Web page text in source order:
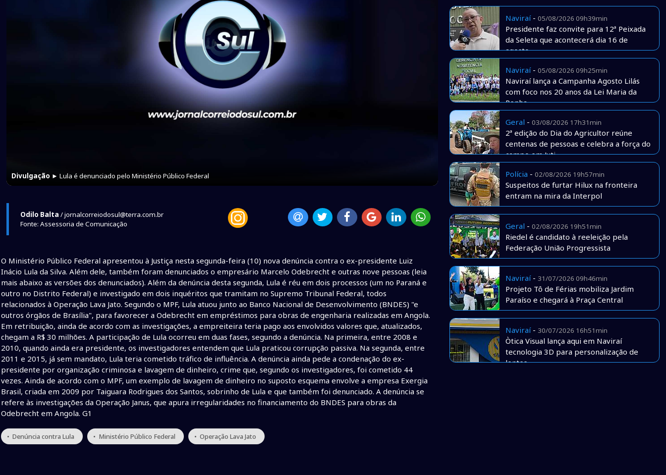
Divulgação ► Lula é denunciado pelo Ministério Público Federal
Odilo Balta / jornalcorreiodosul@terra.com.br
Fonte: Assessoria de Comunicação
O Ministério Público Federal apresentou à Justiça nesta segunda-feira (10) nova denúncia contra o ex-presidente Luiz
Inácio Lula da Silva. Além dele, também foram denunciados o empresário Marcelo Odebrecht e outras nove pessoas (leia
mais abaixo as versões dos denunciados). Além da denúncia desta segunda, Lula é réu em dois processos (um no Paraná e
outro no Distrito Federal) e investigado em dois inquéritos que tramitam no Supremo Tribunal Federal, todos
relacionados à Operação Lava Jato. Segundo o MPF, Lula atuou junto ao Banco Nacional de Desenvolvimento (BNDES) "e
outros órgãos de Brasília", para favorecer a Odebrecht em empréstimos para obras de engenharia realizadas em Angola.
Em retribuição, ainda de acordo com as investigações, a empreiteira teria pago aos envolvidos valores que, atualizados,
chegam a R$ 30 milhões. A participação de Lula ocorreu em duas fases, segundo a denúncia. Na primeira, entre 2008 e
2010, quando ainda era presidente, os investigadores entendem que Lula praticou corrupção passiva. Na segunda, entre
2011 e 2015, já sem mandato, Lula teria cometido tráfico de influência. A denúncia ainda pede a condenação do ex-
presidente por organização criminosa e lavagem de dinheiro, crime que, segundo os investigadores, foi cometido 44
vezes. Ainda de acordo com o MPF, um exemplo de lavagem de dinheiro no suposto esquema envolve a empresa Exergia
Brasil, criada em 2009 por Taiguara Rodrigues dos Santos, sobrinho de Lula e que também foi denunciado. A denúncia se
refere às investigações da Operação Janus, que apura irregularidades no financiamento do BNDES para obras da
Odebrecht em Angola. G1
• Denúncia contra Lula • Ministério Público Federal • Operação Lava Jato
Naviraí- 05/08/2026 09h39min
Presidente faz convite para 12ª Peixada
da Seleta que acontecerá dia 16 de
agosto
Naviraí- 05/08/2026 09h25min
Naviraí lança a Campanha Agosto Lilás
com foco nos 20 anos da Lei Maria da
Penha
Geral - 03/08/2026 17h31min
2ª edição do Dia do Agricultor reúne
centenas de pessoas e celebra a força do
campo em Juti
Polícia - 02/08/2026 19h57min
Suspeitos de furtar Hilux na fronteira
entram na mira da Interpol
Geral - 02/08/2026 19h51min
Riedel é candidato à reeleição pela
Federação União Progressista
Naviraí- 31/07/2026 09h46min
Projeto Tô de Férias mobiliza Jardim
Paraíso e chegará à Praça Central
Naviraí- 30/07/2026 16h51min
Òtica Visual lança aqui em Naviraí
tecnologia 3D para personalização de
lentes